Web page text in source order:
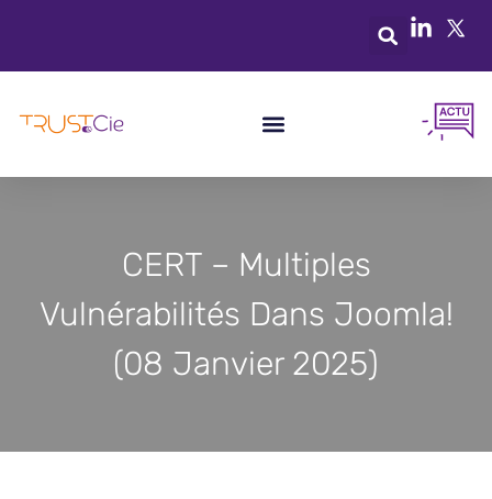
CERT – Multiples
Vulnérabilités Dans Joomla!
(08 Janvier 2025)